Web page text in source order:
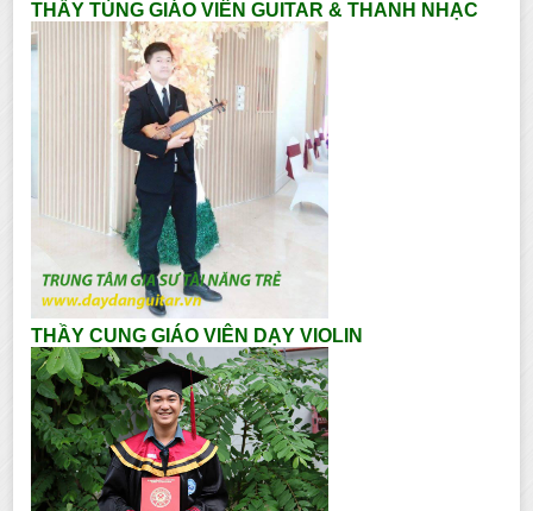
THẦY TÙNG GIÁO VIÊN GUITAR & THANH NHẠC
THẦY CUNG GIÁO VIÊN DẠY VIOLIN